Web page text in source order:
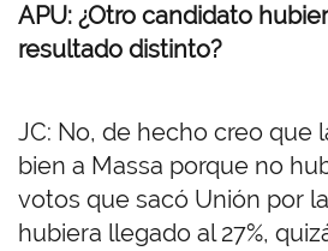
APU: ¿Otro candidato
resultado distinto?
JC: No, de hecho creo que
bien a Massa porque no
votos que sacó Unión por
hubiera llegado al 27%,